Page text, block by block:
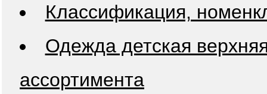
Классификация,
Одежда детская
ассортимента